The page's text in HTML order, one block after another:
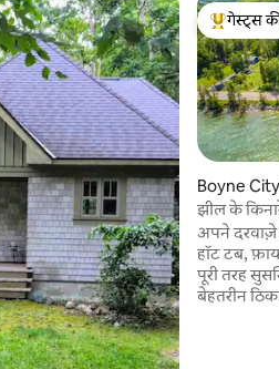
गेस्ट्स का
गेस्ट्स
Boyne
झील के
फ़ायर पिट
अपने दरवाज़े
हॉट टब,
पूरी तरह
बेहतरीन ठिकाना। 🏖️ लेक चार्लेवॉ का